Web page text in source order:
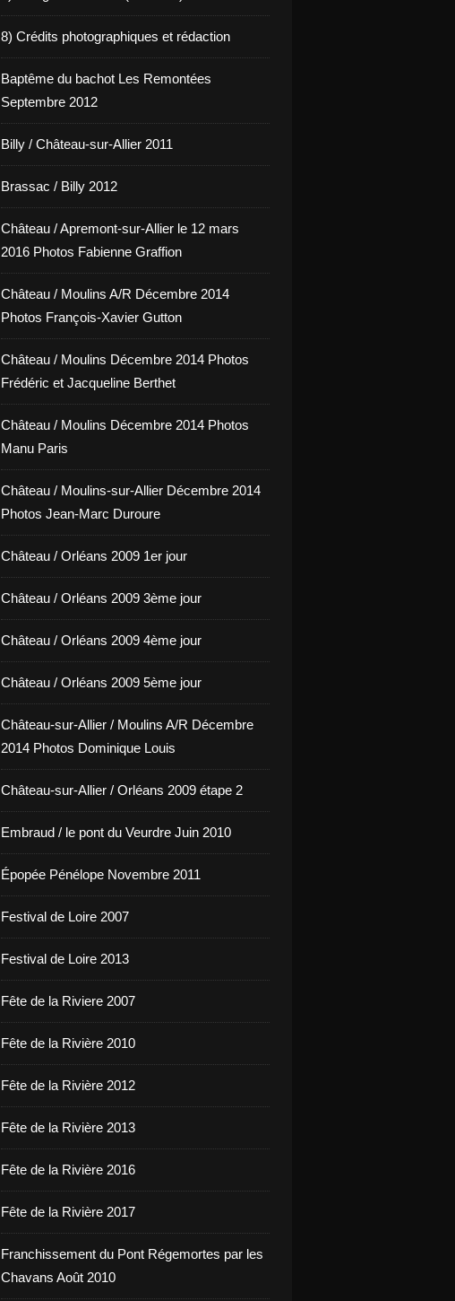
8) Crédits photographiques et rédaction
Baptême du bachot Les Remontées
Septembre 2012
Billy / Château-sur-Allier 2011
Brassac / Billy 2012
Château / Apremont-sur-Allier le 12 mars
2016 Photos Fabienne Graffion
Château / Moulins A/R Décembre 2014
Photos François-Xavier Gutton
Château / Moulins Décembre 2014 Photos
Frédéric et Jacqueline Berthet
Château / Moulins Décembre 2014 Photos
Manu Paris
Château / Moulins-sur-Allier Décembre 2014
Photos Jean-Marc Duroure
Château / Orléans 2009 1er jour
Château / Orléans 2009 3ème jour
Château / Orléans 2009 4ème jour
Château / Orléans 2009 5ème jour
Château-sur-Allier / Moulins A/R Décembre
2014 Photos Dominique Louis
Château-sur-Allier / Orléans 2009 étape 2
Embraud / le pont du Veurdre Juin 2010
Épopée Pénélope Novembre 2011
Festival de Loire 2007
Festival de Loire 2013
Fête de la Riviere 2007
Fête de la Rivière 2010
Fête de la Rivière 2012
Fête de la Rivière 2013
Fête de la Rivière 2016
Fête de la Rivière 2017
Franchissement du Pont Régemortes par les
Chavans Août 2010